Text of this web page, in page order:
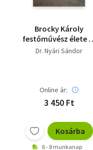
Tankönyv, segédkönyv
Történelem
Egyéb
Brocky Károly
festőművész élete
művei
Dr. Nyári Sándor
Online ár:
3 450 Ft
Kosárba
6 - 8 munkanap